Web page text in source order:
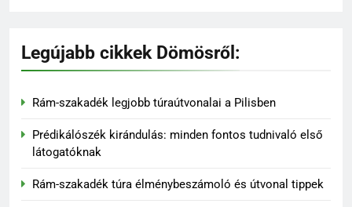
Legújabb cikkek Dömösről:
Rám-szakadék legjobb túraútvonalai a Pilisben
Prédikálószék kirándulás: minden fontos tudnivaló első
látogatóknak
Rám-szakadék túra élménybeszámoló és útvonal tippek
136